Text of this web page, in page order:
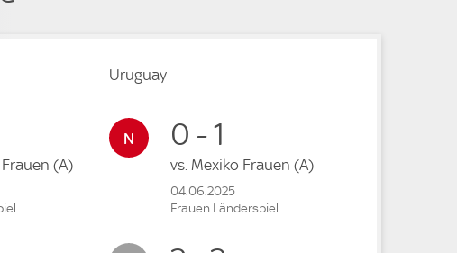
(A)
Uruguay
0 - 1
vs. Mexiko Frauen (A)
04.06.2025
Frauen Länderspiel